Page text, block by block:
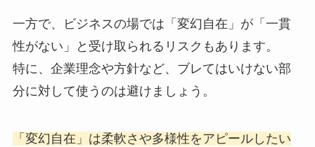
一方で、ビジネスの場では「変幻自在」が「一貫
性がない」と受け取られるリスクもあります。
特に、企業理念や方針など、ブレてはいけない部
分に対して使うのは避けましょう。
「変幻自在」は柔軟さや多様性をアピールしたい